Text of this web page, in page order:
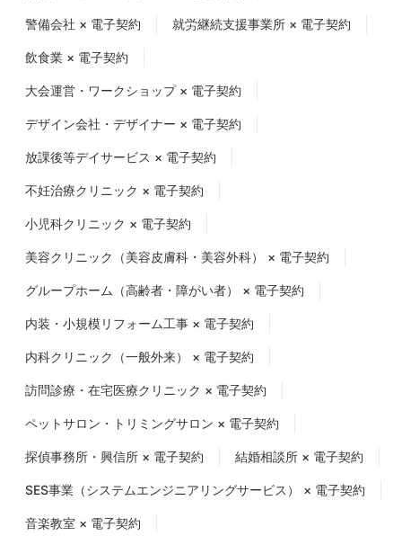
警備会社 × 電子契約 就労継続支援事業所 × 電子契約
飲食業 × 電子契約
大会運営・ワークショップ × 電子契約
デザイン会社・デザイナー × 電子契約
放課後等デイサービス × 電子契約
不妊治療クリニック × 電子契約
小児科クリニック × 電子契約
美容クリニック（美容皮膚科・美容外科） × 電子契約
グループホーム（高齢者・障がい者） × 電子契約
内装・小規模リフォーム工事 × 電子契約
内科クリニック（一般外来） × 電子契約
訪問診療・在宅医療クリニック × 電子契約
ペットサロン・トリミングサロン × 電子契約
探偵事務所・興信所 × 電子契約 結婚相談所 × 電子契約
SES事業（システムエンジニアリングサービス） × 電子契約
音楽教室 × 電子契約